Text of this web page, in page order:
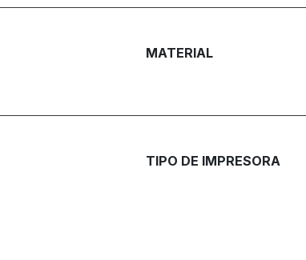
MATERIAL
TIPO DE IMPRESORA